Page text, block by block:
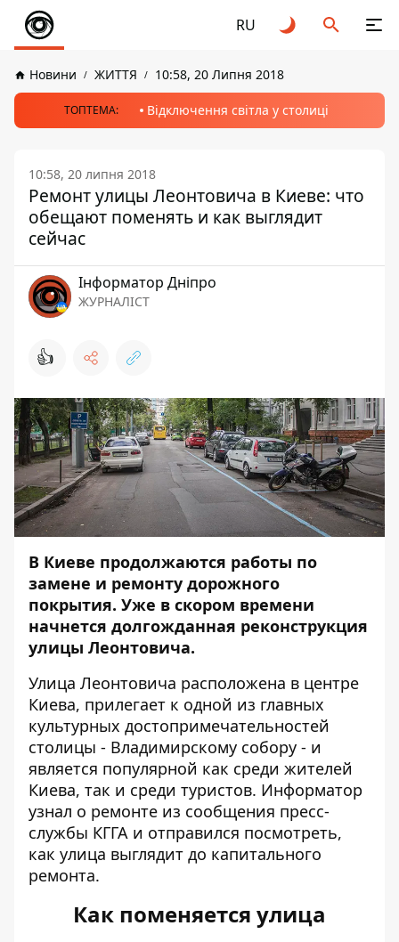
RU
Новини ЖИТТЯ 10:58, 20 Липня 2018
ТОПТЕМА: Відключення світла у столиці
10:58, 20 липня 2018
Ремонт улицы Леонтовича в Киеве: что
обещают поменять и как выглядит
сейчас
Інформатор Дніпро
ЖУРНАЛІСТ
👍
В Киеве продолжаются работы по
замене и ремонту дорожного
покрытия. Уже в скором времени
начнется долгожданная реконструкция
улицы Леонтовича.
Улица Леонтовича расположена в центре
Киева, прилегает к одной из главных
культурных достопримечательностей
столицы - Владимирскому собору - и
является популярной как среди жителей
Киева, так и среди туристов. Информатор
узнал о ремонте из сообщения пресс-
службы КГГА и отправился посмотреть,
как улица выглядит до капитального
ремонта.
Как поменяется улица